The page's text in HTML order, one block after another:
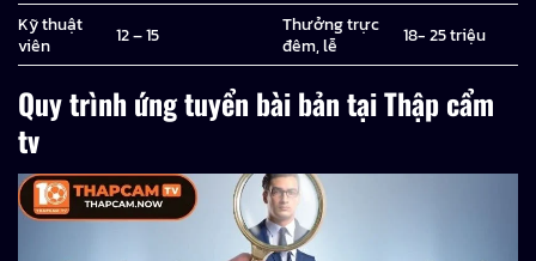
Kỹ thuật
viên
12 – 15
Thưởng trực
đêm, lễ
18- 25 triệu
Quy trình ứng tuyển bài bản tại Thập cẩm
tv